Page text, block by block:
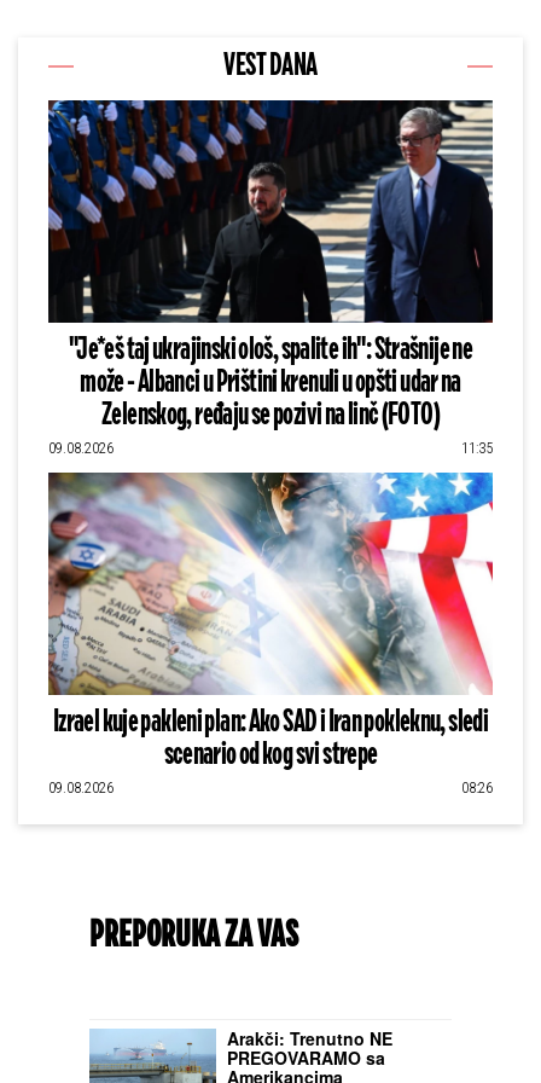
VEST DANA
"Je*eš taj ukrajinski ološ, spalite ih": Strašnije ne
može - Albanci u Prištini krenuli u opšti udar na
Zelenskog, ređaju se pozivi na linč (FOTO)
09.08.2026 11:35
Izrael kuje pakleni plan: Ako SAD i Iran pokleknu, sledi
scenario od kog svi strepe
09.08.2026 08:26
PREPORUKA ZA VAS